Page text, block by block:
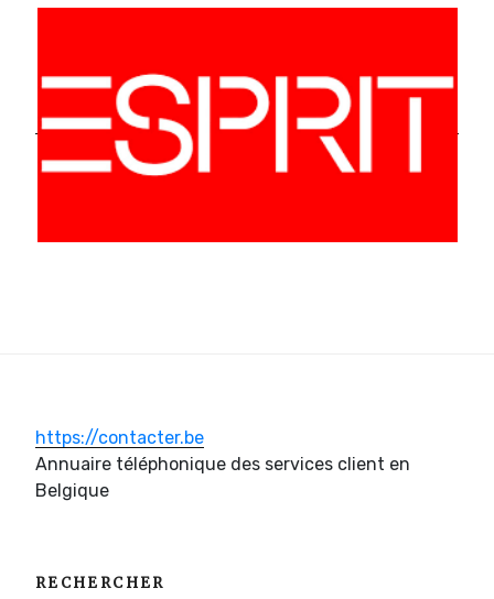
https://contacter.be
Annuaire téléphonique des services client en
Belgique
RECHERCHER